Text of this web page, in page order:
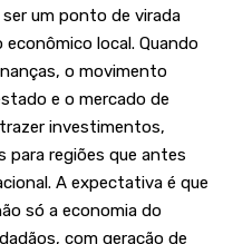
um ponto de virada
local. Quando
o movimento
e o mercado de
investimentos,
para regiões que antes
A expectativa é que
só a economia do
com geração de